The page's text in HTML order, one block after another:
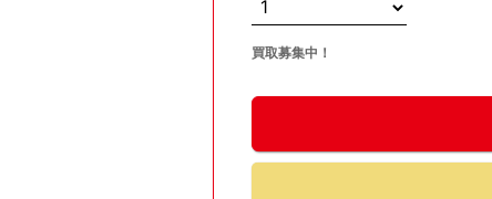
買取募集中！